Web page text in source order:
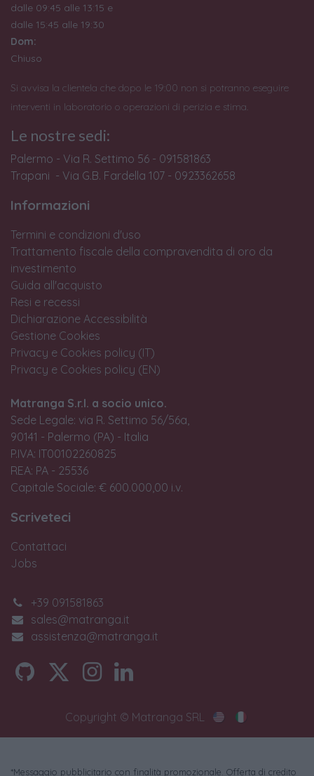
dalle 09:45 alle 13:15 e
dalle 15:45 alle 19:30
Dom:
Chiuso
Si avvisa la clientela che dopo le 19:00 non si potranno eseguire
interventi in laboratorio o operazioni di perizia e stima.
Le nostre sedi:
Palermo - Via R. Settimo 56 - 091581863
Trapani - Via G.B. Fardella 107 - 0923362658
Informazioni
Termini e condizioni d'uso
Trattamento fiscale della compravendita di oro da
investimento
Guida all'acquisto
Resi e recessi
Dichiarazione Accessibilità
Gestione Cookies
Privacy e Cookies policy (IT)
Privacy e Cookies policy (EN)
Matranga S.r.l. a socio unico.
Sede Legale: via R. Settimo 56/56a,
90141 - Palermo (PA) - Italia
P.IVA: IT00102260825
REA: PA - 25536
Capitale Sociale: € 600.000,00 i.v.
Scriveteci
Contattaci
Jobs
+39 091581863
sales@matranga.it
assistenza@matranga.it
Copyright © Matranga SRL
*Messaggio pubblicitario con finalità promozionale. Offerta di credito